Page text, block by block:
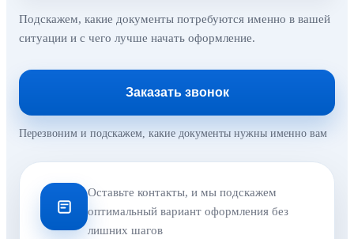
Подскажем, какие документы потребуются именно в вашей
ситуации и с чего лучше начать оформление.
Заказать звонок
Перезвоним и подскажем, какие документы нужны именно вам
Оставьте контакты, и мы подскажем
оптимальный вариант оформления без
лишних шагов